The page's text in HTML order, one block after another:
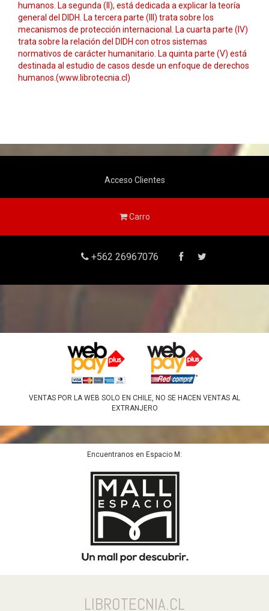
humanos. La segunda (II), está dedicada a explicar la teoría
general del DIDH. La tercera parte (III) trata sobre los
mecanismos de protección internacional. La cuarta parte (IV)
trata sobre la relación del DIDH con otros sistemas
normativos de carácter humanitario. La quinta parte (V) está
destinada al estudio de casos desde un enfoque de derechos
humanos.(www.librotecnia.cl)
Acceso Clientes
Carro
+562 26967076
VENTAS POR LA WEB SOLO EN CHILE, NO SE HACEN VENTAS AL
EXTRANJERO
Encuentranos en Espacio M:
LIBROTECNIA.CL